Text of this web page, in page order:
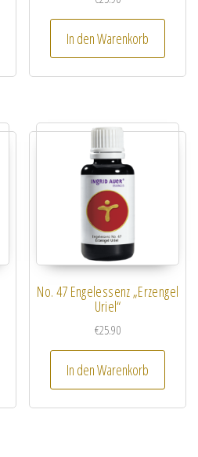
In den Warenkorb
No. 47 Engelessenz „Erzengel
Uriel“
€25.90
In den Warenkorb